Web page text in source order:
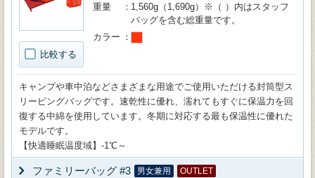
比較する
重量
1,560g（1,690g）※（ ）内はスタッフ
バッグを含む総重量です。
カラー
キャンプや車中泊などさまざまな用途でご使用いただける封筒型ス
リーピングバッグです。速乾性に優れ、濡れてもすぐに保温力を回
復する中綿を使用しています。冬期に対応する最も保温性に優れた
モデルです。
【快適睡眠温度域】-1℃～
ファミリーバッグ #3 男女兼用 OUTLET